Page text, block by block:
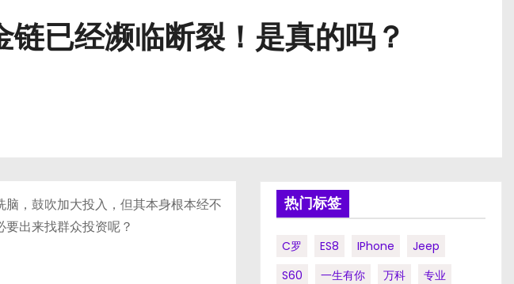
已经濒临断裂！是真的吗？
，鼓吹加大投入，但其本身根本经不
出来找群众投资呢？
热门标签
C罗 ES8 IPhone
Jeep
S60
一生有你 万科
专业